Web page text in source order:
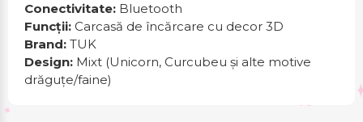
Conectivitate: Bluetooth
Funcții: Carcasă de încărcare cu decor 3D
Brand: TUK
Design: Mixt (Unicorn, Curcubeu și alte motive
drăguțe/faine)